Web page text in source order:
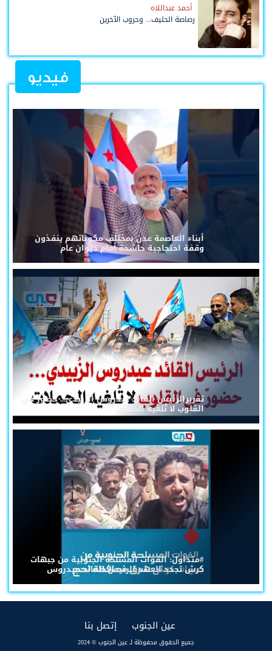
أحمد عبداللاه
رصاصة الحليف... وحروب الآخرين
فيديو
أبناء العاصمة عدن بمختلف مكوناتهم ينفذون
وقفة احتجاجية حاشدة أمام ديوان عام
تقريرالرئيس القائد عيدروس الزُبيدي... حضورٌ في
القلوب لا تُلغيه الحملات
#متداول: القوات المسلحة الجنوبية من جبهات
كرش تجدد العهد للرئيس القائد عيدروس
عين الجنوب إتصل بنا
جميع الحقوق محفوظة لـ عين الجنوب © 2024